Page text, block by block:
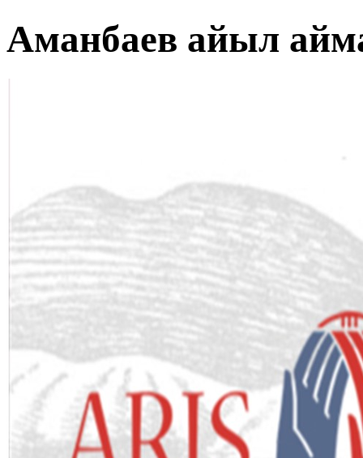
Аманбаев айыл